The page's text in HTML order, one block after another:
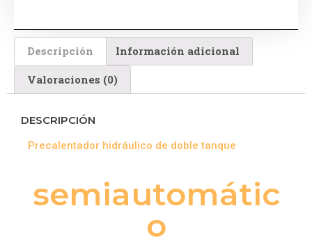
Descripción Información adicional
Valoraciones (0)
DESCRIPCIÓN
Precalentador hidráulico de doble tanque
semiautomátic
o